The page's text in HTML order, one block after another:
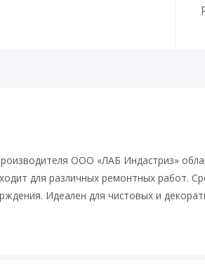
ООО «ЛАБ Индастриз»
для различных ремонтных работ.
Идеален для чистовых и